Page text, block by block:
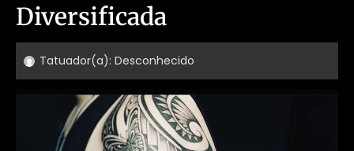
Diversificada
Tatuador(a): Desconhecido